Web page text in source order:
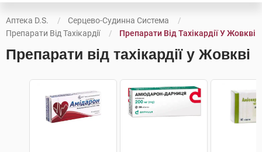
Аптека D.S.
Серцево-Судинна Система
Препарати Від Тахікардії
Препарати Від Тахікардії У Жовкві
Препарати від тахікардії у Жовкві